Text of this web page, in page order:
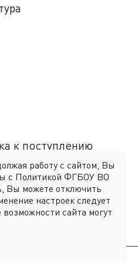
к поступлению
работу с сайтом, Вы
с Политикой ФГБОУ ВО
Вы можете отключить
настроек следует
сайта могут